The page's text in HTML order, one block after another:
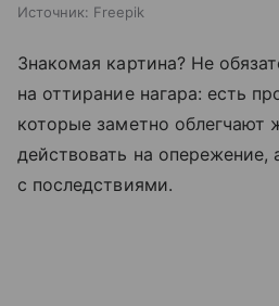
Источник: Freepik
Знакомая картина? Не
на оттирание нагара: есть
которые заметно облегчают
действовать на опережение,
с последствиями.